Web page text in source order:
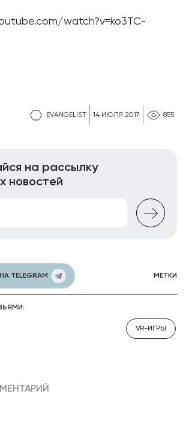
EVANGELIST 14 ИЮЛЯ 2017 855
watch?v=ko3TC-
на рассылку
новостей
TELEGRAM МЕТКИ
VR-ИГРЫ